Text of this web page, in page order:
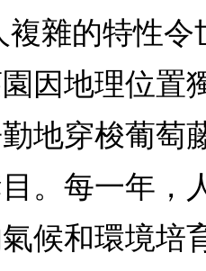
雜的特性
因地理位置
地穿梭葡萄
。每一年，
候和環境培